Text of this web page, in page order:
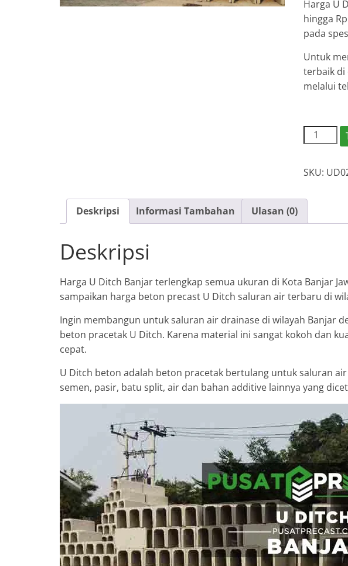
Harga U
hingga
pada
Untuk
terbaik di
melalui
Kuantitas
Harga
Ditch
SKU:
Deskripsi Informasi Tambahan Ulasan (0)
Deskripsi
Harga U Ditch Banjar terlengkap semua ukuran di Kota Banjar
sampaikan harga beton precast U Ditch saluran air terbaru di
Ingin membangun untuk saluran air drainase di wilayah Banjar
beton pracetak U Ditch. Karena material ini sangat kokoh dan
cepat.
U Ditch beton adalah beton pracetak bertulang untuk saluran
semen, pasir, batu split, air dan bahan additive lainnya yang